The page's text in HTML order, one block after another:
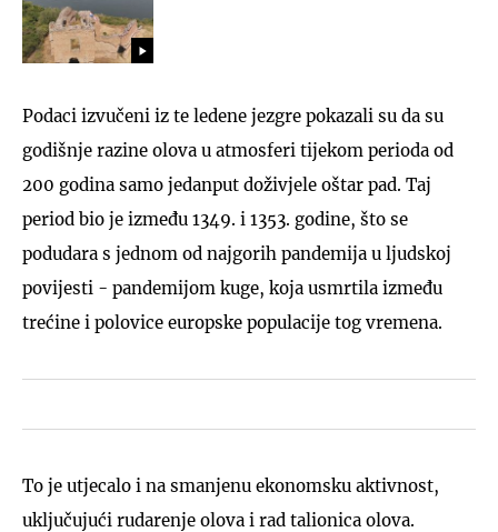
Podaci izvučeni iz te ledene jezgre pokazali su da su
godišnje razine olova u atmosferi tijekom perioda od
200 godina samo jedanput doživjele oštar pad. Taj
period bio je između 1349. i 1353. godine, što se
podudara s jednom od najgorih pandemija u ljudskoj
povijesti - pandemijom kuge, koja usmrtila između
trećine i polovice europske populacije tog vremena.
To je utjecalo i na smanjenu ekonomsku aktivnost,
uključujući rudarenje olova i rad talionica olova.